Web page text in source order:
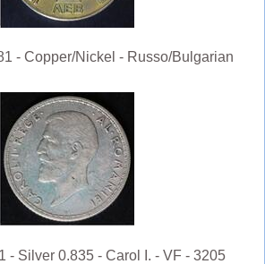
- Copper/Nickel - Russo/Bulgarian
- Silver 0.835 - Carol I. - VF - 3205